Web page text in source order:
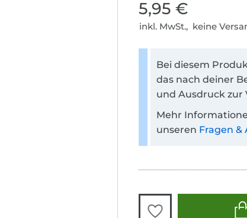
5,95 €
inkl. MwSt., keine
Bei diesem
das nach deiner
und Ausdruck zur
Mehr
unseren Fragen